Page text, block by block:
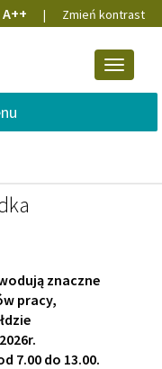
Największa
czcionka
A++ | Zmień kontrast
Przełącz
znaczne
pracy,
7.00 do 13.00.